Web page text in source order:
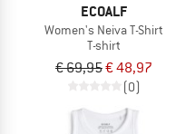
ECOALF
Women's Neiva T-Shirt
T-shirt
€ 69,95€ 48,97
(0)